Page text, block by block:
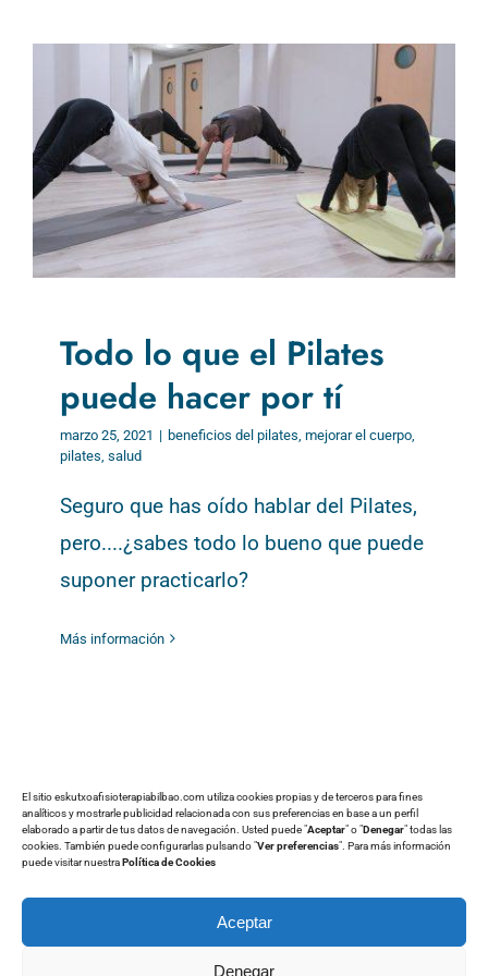
El sitio eskutxoafisioterapiabilbao.com utiliza cookies propias y de terceros para fines
analíticos y mostrarle publicidad relacionada con sus preferencias en base a un perfil
elaborado a partir de tus datos de navegación. Usted puede "Aceptar" o "Denegar" todas las
cookies. También puede configurarlas pulsando "Ver preferencias". Para más información
puede visitar nuestraPolítica de Cookies
Aceptar
Denegar
Todo lo que el Pilates
puede hacer por tí
marzo 25, 2021 | beneficios del pilates mejorar el cuerpo
pilates salud
Seguro que has oído hablar del Pilates,
pero....¿sabes todo lo bueno que puede
suponer practicarlo?
Más información